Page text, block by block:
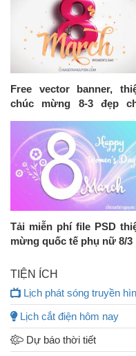
Free vector banner,
chúc mừng 8-3 đẹp
Tải miễn phí file PSD
mừng quốc tế phụ nữ 8/3
TIỆN ÍCH
Lịch phát sóng truyền
Lịch cắt điện hôm nay
Dự báo thời tiết